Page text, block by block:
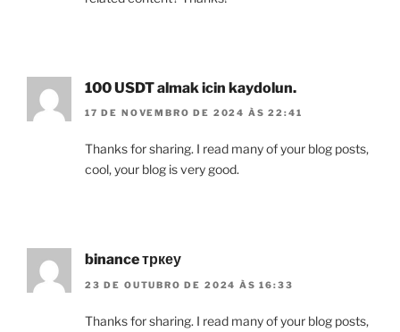
100 USDT almak icin kaydolun.
17 DE NOVEMBRO DE 2024 ÀS 22:41
Thanks for sharing. I read many of your blog posts,
cool, your blog is very good.
binance тркеу
23 DE OUTUBRO DE 2024 ÀS 16:33
Thanks for sharing. I read many of your blog posts,